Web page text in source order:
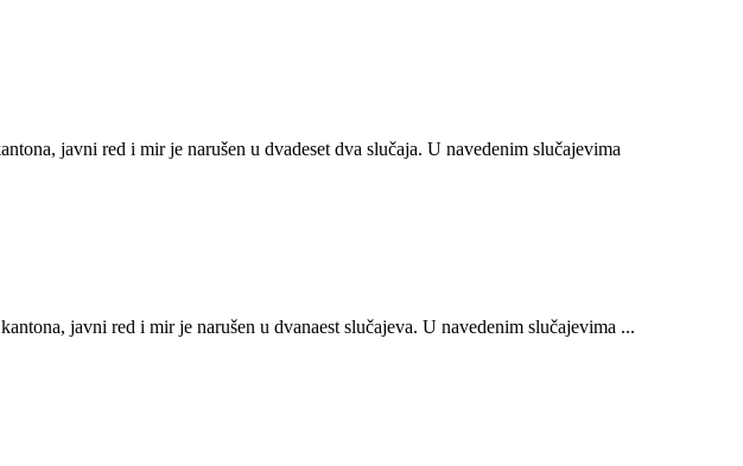
javni red i mir je narušen u dvadeset dva slučaja. U navedenim slučajevima
javni red i mir je narušen u dvanaest slučajeva. U navedenim slučajevima ...